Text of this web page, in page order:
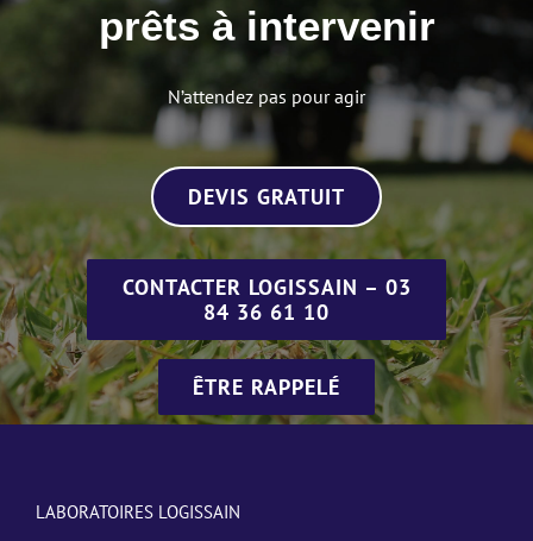
prêts à intervenir
N’attendez pas pour agir
DEVIS GRATUIT
CONTACTER LOGISSAIN – 03
84 36 61 10
ÊTRE RAPPELÉ
LABORATOIRES LOGISSAIN